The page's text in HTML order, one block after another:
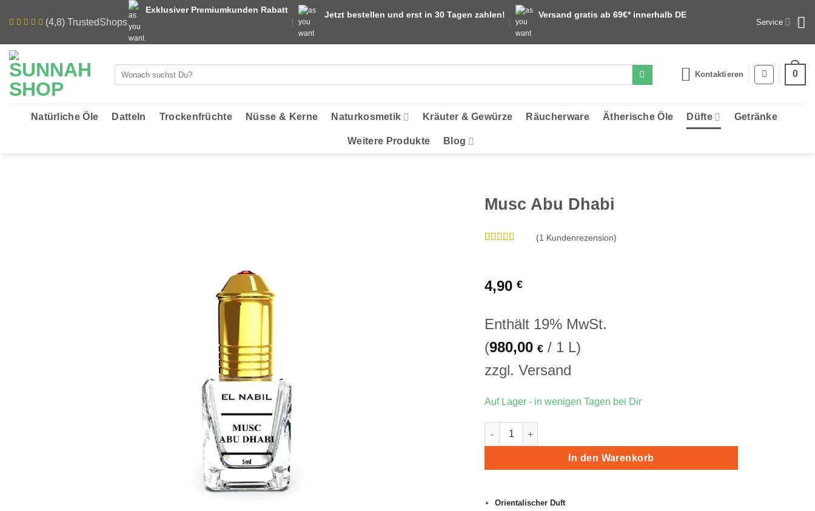
Inhalt
(4,8) TrustedShops
Exklusiver Premiumkunden Rabatt Jetzt bestellen und erst in 30 Tagen zahlen! Versand gratis ab 69€* innerhalb DE
Service
Kontaktieren 0
Natürliche Öle Datteln Trockenfrüchte Nüsse & Kerne Naturkosmetik Kräuter & Gewürze Räucherware Ätherische Öle Düfte Getränke
Weitere Produkte Blog
Musc Abu Dhabi
auf
Kundenbewertung
(1 Kundenrezension)
4,90 €
Enthält 19% MwSt.
(980,00 € / 1 L)
zzgl. Versand
Auf Lager - in wenigen Tagen bei Dir
Musc Abu Dhabi Menge
In den Warenkorb
Orientalischer Duft